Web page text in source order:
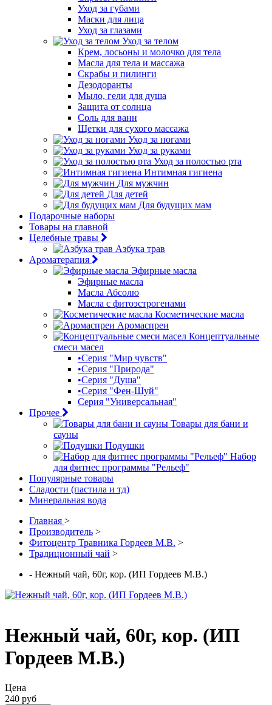
Уход за губами
Маски для лица
Уход за глазами
Уход за телом
Крем, лосьоны и молочко для тела
Масла для тела и массажа
Скрабы и пилинги
Дезодоранты
Мыло, гели для душа
Защита от солнца
Соль для ванн
Щетки для сухого массажа
Уход за ногами
Уход за руками
Уход за полостью рта
Интимная гигиена
Для мужчин
Для детей
Для будущих мам
Подарочные наборы
Товары на главной
Целебные травы
Азбука трав
Ароматерапия
Эфирные масла
Эфирные масла
Масла Абсолю
Масла с фитоэстрогенами
Косметические масла
Аромаспреи
Концептуальные
смеси масел
•Серия "Мир чувств"
•Серия "Природа"
•Серия "Душа"
•Серия "Фен-Шуй"
Серия "Универсальная"
Прочее
Товары для бани и
сауны
Подушки
Набор
для фитнес программы "Рельеф"
Популярные товары
Сладости (пастила и тд)
Минеральная вода
Главная >
Производитель >
Фитоцентр Травника Гордеев М.В. >
Традиционный чай >
- Нежный чай, 60г, кор. (ИП Гордеев М.В.)
Нежный чай, 60г, кор. (ИП
Гордеев М.В.)
Цена
240 руб